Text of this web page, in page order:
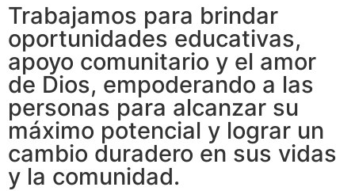
Trabajamos para brindar
oportunidades educativas,
apoyo comunitario y el amor
de Dios, empoderando a las
personas para alcanzar su
máximo potencial y lograr un
cambio duradero en sus vidas
y la comunidad.